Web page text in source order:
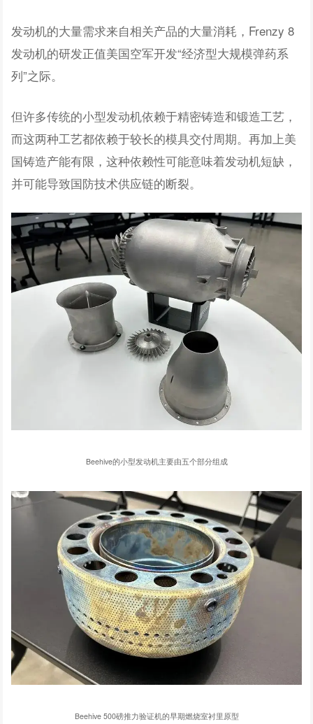
发动机的大量需求来自相关产品的大量消耗，Frenzy 8
发动机的研发正值美国空军开发“经济型大规模弹药系
列”之际。
但许多传统的小型发动机依赖于精密铸造和锻造工艺，
而这两种工艺都依赖于较长的模具交付周期。再加上美
国铸造产能有限，这种依赖性可能意味着发动机短缺，
并可能导致国防技术供应链的断裂。
Beehive的小型发动机主要由五个部分组成
Beehive 500磅推力验证机的早期燃烧室衬里原型